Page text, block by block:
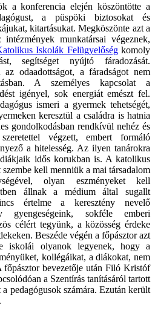
a konferencia elején köszöntötte a
a püspöki biztosokat és
kitartásukat. Megköszönte azt a
munkatársai végeznek,
Iskolák Felügyelőségkomoly
segítséget nyújtó fáradozását.
az odaadottságot, a fáradságot nem
A személyes kapcsolat a
igényel, sok energiát emészt fel.
ismeri a gyermek tehetségét,
keresztül a családra is hatnia
gondolkodásban rendkívül nehéz és
végzett, embert formáló
a hitelesség. Az ilyen tanárokra
idős korukban is. A katolikus
kell menniük a mai társadalom
olyan eszményeket kell
állnak a médium által sugallt
értelme a keresztény nevelő
gyengeségeink, sokféle emberi
célért tegyünk, a közösség érdeke
Beszéde végén a főpásztor azt
iskolái olyanok legyenek, hogy a
kollégáikat, a diákokat, nem
főpásztor bevezetője után Filó Kristóf
a Szentírás tanításáról tartott
pedagógusok számára. Ezután került